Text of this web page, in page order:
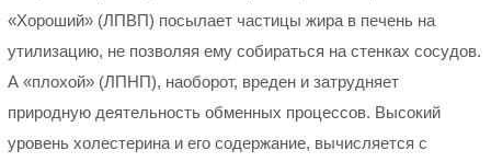
«Хороший» (ЛПВП) посылает частицы жира в печень на
утилизацию, не позволяя ему собираться на стенках сосудов.
А «плохой» (ЛПНП), наоборот, вреден и затрудняет
природную деятельность обменных процессов. Высокий
уровень холестерина и его содержание, вычисляется с